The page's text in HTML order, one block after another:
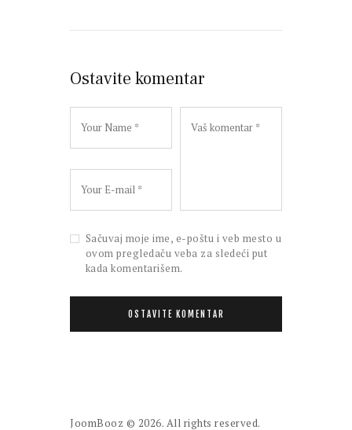
Ostavite komentar
Sačuvaj moje ime, e-poštu i veb mesto u
ovom pregledaču veba za sledeći put
kada komentarišem.
JoomBooz © 2026. All rights reserved.